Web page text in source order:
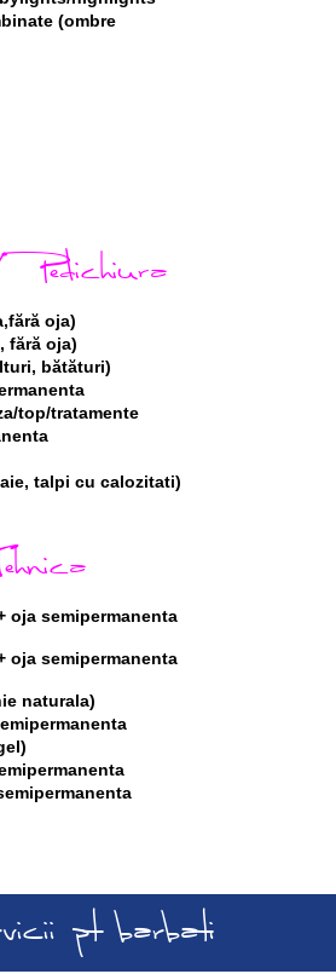
(ombre
oja)
fără oja)
bătături)
top/tratamente
talpi cu calozitati)
oja semipermanenta
oja semipermanenta
naturala)
pt barbati